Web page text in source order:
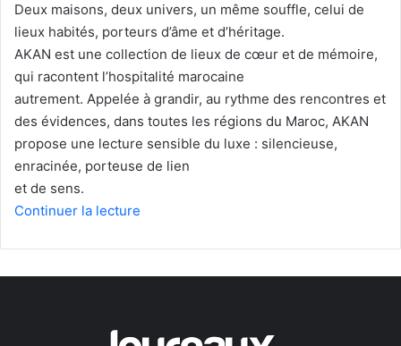
Deux maisons, deux univers, un même souffle, celui de
lieux habités, porteurs d’âme et d’héritage.
AKAN est une collection de lieux de cœur et de mémoire,
qui racontent l’hospitalité marocaine
autrement. Appelée à grandir, au rythme des rencontres et
des évidences, dans toutes les régions du Maroc, AKAN
propose une lecture sensible du luxe : silencieuse,
enracinée, porteuse de lien
et de sens.
Continuer la lecture